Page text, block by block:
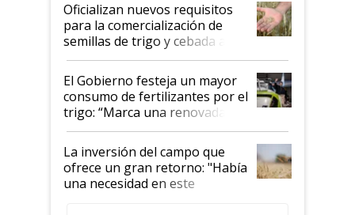
Oficializan nuevos requisitos
para la comercialización de
semillas de trigo y cebada a
granel
El Gobierno festeja un mayor
consumo de fertilizantes por el
trigo: “Marca una renovada
confianza de los productores”
La inversión del campo que
ofrece un gran retorno: "Había
una necesidad en este